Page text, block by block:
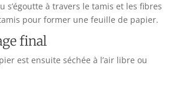
s’égoutte à travers le tamis et les fibres
pour former une feuille de papier.
final
est ensuite séchée à l’air libre ou